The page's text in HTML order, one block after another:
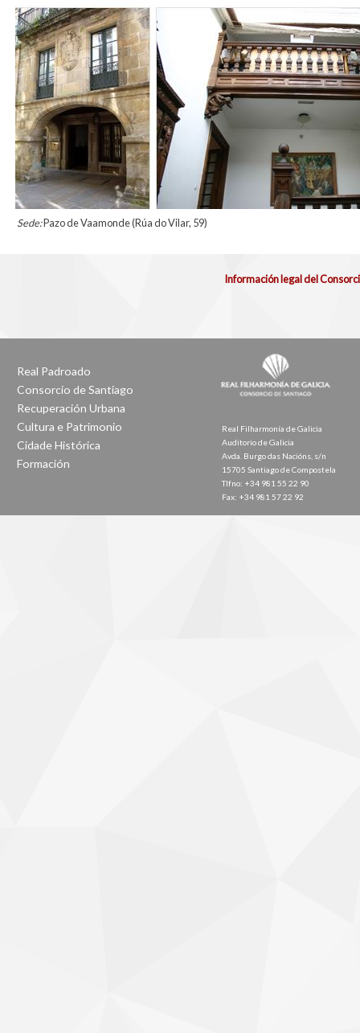
Sede:Pazo de Vaamonde (Rúa do Vilar, 59)
Información legal del
Real Padroado
Consorcio de Santiago
Recuperación Urbana
Cultura e Patrimonio
Cidade Histórica
Formación
Real Filharmonía de Galicia
Auditorio de Galicia
Avda. Burgo das Nacións, s/n
15705 Santiago de Compostela
Tlfno: +34 981 55 22 90
Fax: +34 981 57 22 92